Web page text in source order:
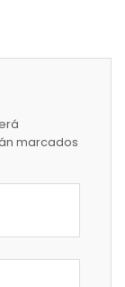
marcados